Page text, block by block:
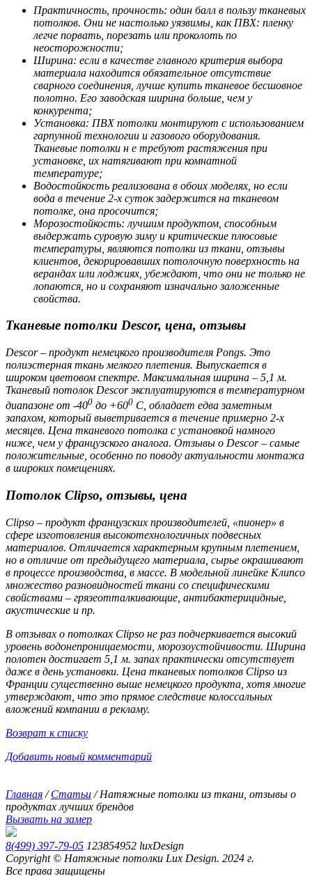
Практичность, прочность: один балл в пользу тканевых
потолков. Они не настолько уязвимы, как ПВХ: пленку
легче порвать, порезать или проколоть по
неосторожности;
Ширина: если в качестве главного критерия выбора
материала находится обязательное отсутствие
сварного соединения, лучше купить тканевое бесшовное
полотно. Его заводская ширина больше, чем у
конкурента;
Установка: ПВХ потолки монтируют с использованием
гарпунной технологии и газового оборудования.
Тканевые потолки н е требуют растяжения при
установке, их натягивают при комнатной
температуре;
Водостойкость реализована в обоих моделях, но если
вода в течение 2-х суток задержится на тканевом
потолке, она просочится;
Морозостойкость: лучшим продуктом, способным
выдержать суровую зиму и критические плюсовые
температуры, являются потолки из ткани, отзывы
клиентов, декорировавших потолочную поверхность на
верандах или лоджиях, убеждают, что они не только не
лопаются, но и сохраняют изначально заложенные
свойства.
Тканевые потолки Descor, цена, отзывы
Descor – продукт немецкого производителя Pongs. Это
полиэстерная ткань мелкого плетения. Выпускается в
широком цветовом спектре. Максимальная ширина – 5,1 м.
Тканевый потолок Descor эксплуатируются в температурном
диапазоне от -400 до +600 С, обладает едва заметным
запахом, который выветривается в течение примерно 2-х
месяцев. Цена тканевого потолка с установкой намного
ниже, чем у французского аналога. Отзывы о Descor – самые
положительные, особенно по поводу актуальности монтажа
в широких помещениях.
Потолок Clipso, отзывы, цена
Clipso – продукт французских производителей, «пионер» в
сфере изготовления высокотехнологичных подвесных
материалов. Отличается характерным крупным плетением,
но в отличие от предыдущего материала, сырье окрашивают
в процессе производства, в массе. В модельной линейке Клипсо
множество разновидностей ткани со специфическими
свойствами – грязеотталкивающие, антибактерицидные,
акустические и пр.
В отзывах о потолках Clipso не раз подчеркивается высокий
уровень водонепроницаемости, морозоустойчивости. Ширина
полотен достигает 5,1 м. запах практически отсутствует
даже в день установки. Цена тканевых потолков Clipso из
Франции существенно выше немецкого продукта, хотя многие
утверждают, что это прямое следствие колоссальных
вложений компании в рекламу.
Возврат к списку
Добавить новый комментарий
Главная /Статьи /Натяжные потолки из ткани, отзывы о
продуктах лучших брендов
Вызвать на замер
8(499) 397-79-05 123854952 luxDesign
Copyright © Натяжные потолки Lux Design. 2024 г.
Все права защищены